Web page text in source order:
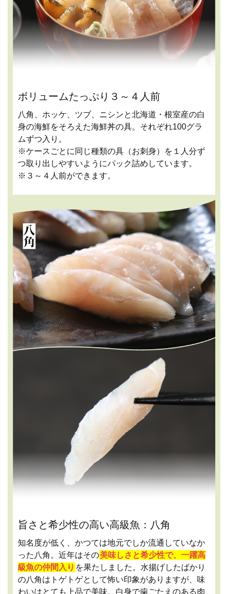
ボリュームたっぷり３～４人前
八角、ホッケ、ツブ、ニシンと北海道・根室産の白
身の海鮮をそろえた海鮮丼の具。それぞれ100グラ
ムずつ入り。
※ケースごとに同じ種類の具（お刺身）を１人分ず
つ取り出しやすいようにパック詰めしています。
※３～４人前ができます。
旨さと希少性の高い高級魚：八角
知名度が低く、かつては地元でしか流通していなか
った八角。近年はその美味しさと希少性で、一躍高
級魚の仲間入り を果たしました。水揚げしたばかり
の八角はトゲトゲとして怖い印象がありますが、味
わいはとても上品で美味。白身で歯ごたえのある肉